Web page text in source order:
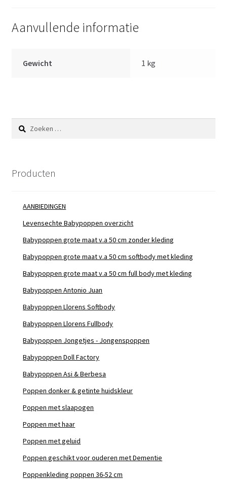
aantal
Aanvullende informatie
Gewicht 1 kg
Zoeken
naar:
Producten
AANBIEDINGEN
Levensechte Babypoppen overzicht
Babypoppen grote maat v.a 50 cm zonder kleding
Babypoppen grote maat v.a 50 cm softbody met kleding
Babypoppen grote maat v.a 50 cm full body met kleding
Babypoppen Antonio Juan
Babypoppen Llorens Softbody
Babypoppen Llorens Fullbody
Babypoppen Jongetjes - Jongenspoppen
Babypoppen Doll Factory
Babypoppen Asi & Berbesa
Poppen donker & getinte huidskleur
Poppen met slaapogen
Poppen met haar
Poppen met geluid
Poppen geschikt voor ouderen met Dementie
Poppenkleding poppen 36-52 cm